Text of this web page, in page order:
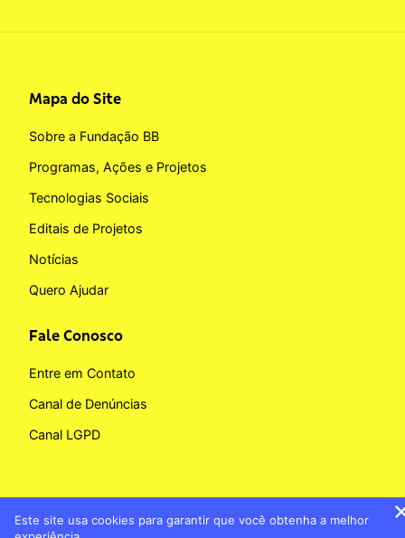
Mapa do Site
Sobre a Fundação BB
Programas, Ações e Projetos
Tecnologias Sociais
Editais de Projetos
Notícias
Quero Ajudar
Fale Conosco
Entre em Contato
Canal de Denúncias
Canal LGPD
Este site usa cookies para garantir que você obtenha a melhor